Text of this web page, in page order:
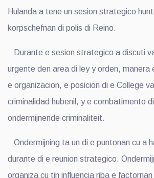
Hulanda a tene un sesion strategico
korpschefnan di polis di Reino.
Durante e sesion strategico a discuti
urgente den area di ley y orden, manera
e organizacion, e posicion di e College
criminalidad hubenil, y e combatimento
ondermijnende criminaliteit.
Ondermijning ta un di e puntonan cu a
durante di e reunion strategico.
organiza cu tin influencia riba e